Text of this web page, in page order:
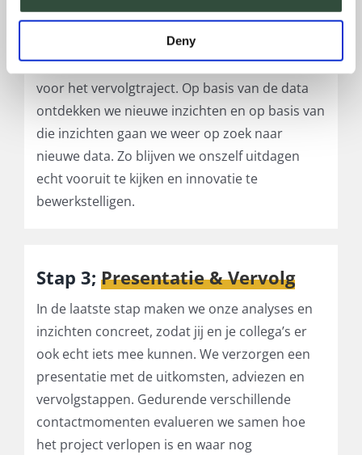
Deny
zoek naar trends in de data die weergeven hoe
de markt zich heeft ontwikkeld en doet op
basis hiervan voorspellingen en aanbevelingen
voor het vervolgtraject. Op basis van de data
ontdekken wenieuwe inzichten en op basis van
die inzichten gaan we weer op zoek naar
nieuwe data. Zo blijven we onszelf uitdagen
echt vooruit te kijken en innovatie te
bewerkstelligen.
Stap 3; Presentatie & Vervolg
In de laatste stap maken we onze analyses en
inzichten concreet, zodat jij en je collega’s er
ook echt iets mee kunnen. We verzorgen een
presentatie met de uitkomsten, adviezen en
vervolgstappen. Gedurende verschillende
contactmomenten evalueren we samen hoe
het project verlopen is en waar nog